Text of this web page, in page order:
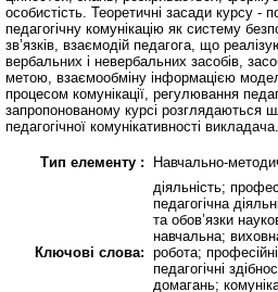
особистість. Теоретичні засади курсу -
педагогічну комунікацію як систему
зв’язків, взаємодій педагога, що
вербальних і невербальних засобів,
метою, взаємообміну інформацією
процесом комунікації, регулювання
запропонованому курсі розглядаються
педагогічної комунікативності викладача.
Тип елементу : Навчально-
Ключові слова:
діяльність;
педагогічна
та обов’язки
навчальна;
робота;
педагогічні
домагань;